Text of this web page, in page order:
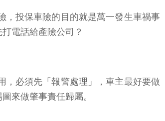
，投保車險的目的就是萬一發生車禍事
電話給產險公司？
，必須先「報警處理」，車主最好要做
來做肇事責任歸屬。